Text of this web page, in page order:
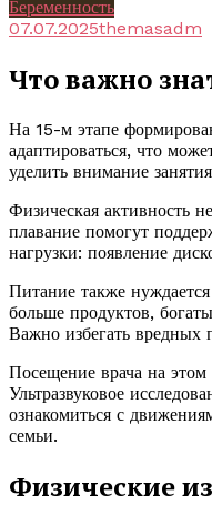
Беременность
07.07.2025themasadm
Что важно
На 15-м этапе
адаптироваться, что
уделить внимание
Физическая активность
плавание помогут
нагрузки: появление
Питание также
больше продуктов,
Важно избегать вредных
Посещение врача на этом
Ультразвуковое
ознакомиться с
семьи.
Физические